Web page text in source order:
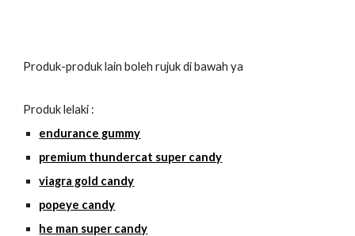
Produk-produk lain boleh rujuk di bawah ya
Produk lelaki :
endurance gummy
premium thundercat super candy
viagra gold candy
popeye candy
he man super candy